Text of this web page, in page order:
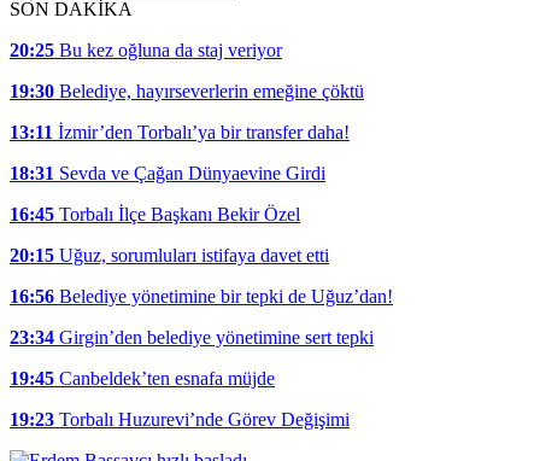
SON DAKİKA
20:25 Bu kez oğluna da staj veriyor
19:30 Belediye, hayırseverlerin emeğine çöktü
13:11 İzmir’den Torbalı’ya bir transfer daha!
18:31 Sevda ve Çağan Dünyaevine Girdi
16:45 Torbalı İlçe Başkanı Bekir Özel
20:15 Uğuz, sorumluları istifaya davet etti
16:56 Belediye yönetimine bir tepki de Uğuz’dan!
23:34 Girgin’den belediye yönetimine sert tepki
19:45 Canbeldek’ten esnafa müjde
19:23 Torbalı Huzurevi’nde Görev Değişimi